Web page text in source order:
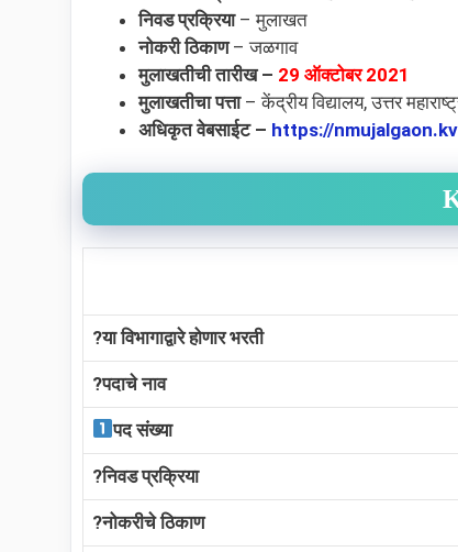
निवड प्रक्रिया – मुलाखत
नोकरी ठिकाण–जळगाव
मुलाखतीची तारीख – 29 ऑक्टोबर 2021
मुलाखतीचा पत्ता–केंद्रीय विद्यालय, उत्तर
अधिकृत वेबसाईट – https://
?या विभागाद्वारे होणार भरती
?️पदाचे नाव
पद संख्या
?निवड प्रक्रिया
?नोकरीचे ठिकाण